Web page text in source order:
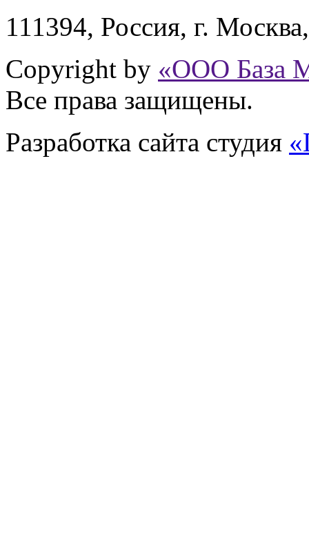
111394, Россия, г. Москва
Copyright by «ООО База
Все права защищены.
Разработка сайта студия